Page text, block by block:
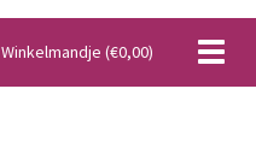
Winkelmandje (€0,00)